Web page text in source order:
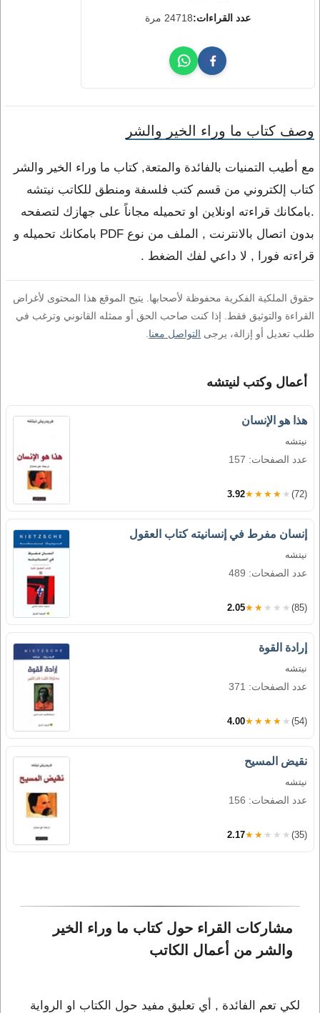
عدد القراءات:24718 مرة
وصف كتاب ما وراء الخير والشر
مع أطيب التمنيات بالفائدة والمتعة, كتاب ما وراء الخير والشر
كتاب إلكتروني من قسم كتب فلسفة ومنطق للكاتب نيتشه
.بامكانك قراءته اونلاين او تحميله مجاناً على جهازك لتصفحه
بدون اتصال بالانترنت , الملف من نوع PDF بامكانك تحميله و
قراءته فورا , لا داعي لفك الضغط .
حقوق الملكية الفكرية محفوظة لأصحابها. يتيح الموقع هذا المحتوى لأغراض
القراءة والتوثيق فقط. إذا كنت صاحب الحق أو ممثله القانوني وترغب في
طلب تعديل أو إزالة، يرجى التواصل معنا
أعمال وكتب لنيتشه
هذا هو الإنسان
نيتشه
عدد الصفحات: 157
3.92★★★★★ (72)
إنسان مفرط في إنسانيته كتاب العقول
نيتشه
عدد الصفحات: 489
2.05★★★★★ (85)
إرادة القوة
نيتشه
عدد الصفحات: 371
4.00★★★★★ (54)
نقيض المسيح
نيتشه
عدد الصفحات: 156
2.17★★★★★ (35)
مشاركات القراء حول كتاب ما وراء الخير
والشر من أعمال الكاتب
لكي تعم الفائدة , أي تعليق مفيد حول الكتاب او الرواية